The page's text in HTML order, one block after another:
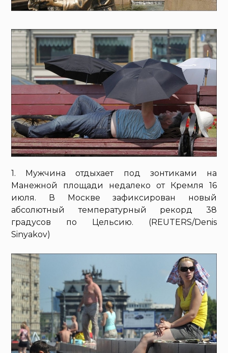
1. Мужчина отдыхает под зонтиками на
Манежной площади недалеко от Кремля 16
июля. В Москве зафиксирован новый
абсолютный температурный рекорд 38
градусов по Цельсию. (REUTERS/Denis
Sinyakov)